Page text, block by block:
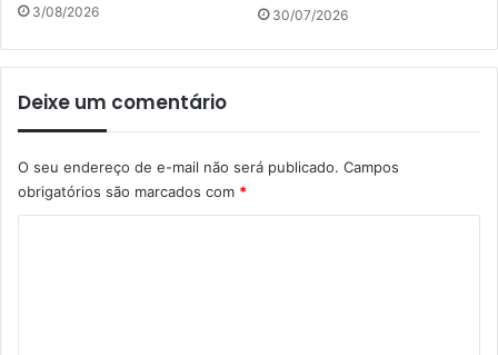
3/08/2026 30/07/2026
Deixe um comentário
O seu endereço de e-mail não será publicado. Campos
obrigatórios são marcados com *